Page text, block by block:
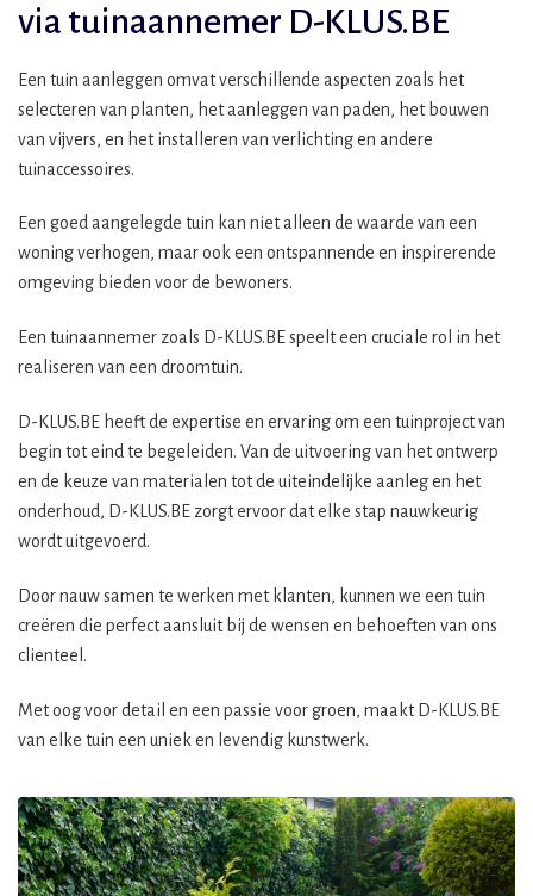
via tuinaannemer D-KLUS.BE
Een tuin aanleggen omvat verschillende aspecten zoals het
selecteren van planten, het aanleggen van paden, het bouwen
van vijvers, en het installeren van verlichting en andere
tuinaccessoires.
Een goed aangelegde tuin kan niet alleen de waarde van een
woning verhogen, maar ook een ontspannende en inspirerende
omgeving bieden voor de bewoners.
Een tuinaannemer zoals D-KLUS.BE speelt een cruciale rol in het
realiseren van een droomtuin.
D-KLUS.BE heeft de expertise en ervaring om een tuinproject van
begin tot eind te begeleiden. Van de uitvoering van het ontwerp
en de keuze van materialen tot de uiteindelijke aanleg en het
onderhoud, D-KLUS.BE zorgt ervoor dat elke stap nauwkeurig
wordt uitgevoerd.
Door nauw samen te werken met klanten, kunnen we een tuin
creëren die perfect aansluit bij de wensen en behoeften van ons
clienteel.
Met oog voor detail en een passie voor groen, maakt D-KLUS.BE
van elke tuin een uniek en levendig kunstwerk.